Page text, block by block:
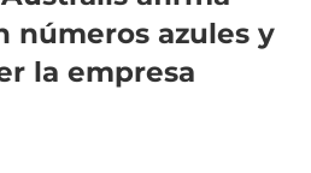
números azules y
la empresa